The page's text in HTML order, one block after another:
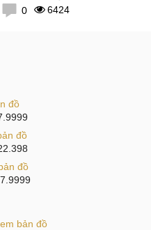
0
6424
đồ
đồ
đồ
bản đồ